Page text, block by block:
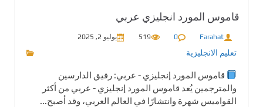
قاموس المورد انجليزي عربي
Farahat
0
519 يوليو 2, 2025
تعليم الانجليزية
قاموس المورد إنجليزي - عربي: رفيق الدارسين
والمترجمين يُعد قاموس المورد إنجليزي - عربي من أكثر
القواميس شهرة وانتشارًا في العالم العربي، وقد أصبح...